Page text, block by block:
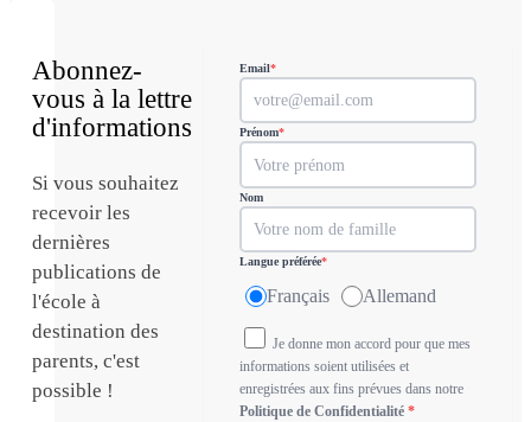
Abonnez-
vous à la lettre
d'informations
Si vous souhaitez
recevoir les
dernières
publications de
l'école à
destination des
parents, c'est
possible !
Email*
Prénom*
Nom
Langue préférée*
Français Allemand
Je donne mon accord pour que mes
informations soient utilisées et
enregistrées aux fins prévues dans notre
Politique de Confidentialité *